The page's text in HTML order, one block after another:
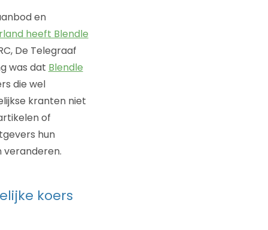
en
heeft Blendle
De Telegraaf
was dat Blendle
die wel
kranten niet
of
hun
veranderen.
koers